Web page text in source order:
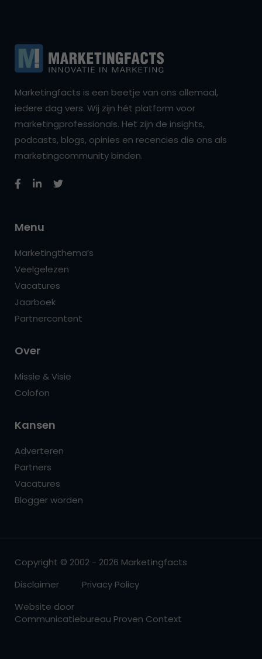
Marketingfacts is een beetje van ons allemaal,
iedere dag vers. Wij zijn hét platform voor
marketingprofessionals. Het zijn de insights,
podcasts, blogs, opinies en recencies die ons als
marketingcommunity binden.
Menu
Marketingthema’s
Veelgelezen
Vacatures
Jaarboek
Partnercontent
Over
Missie & Visie
Colofon
Kansen
Adverteren
Partners
Vacatures
Blogger worden
Copyright © 2002 - 2026 Marketingfacts
Disclaimer
Privacy Policy
Website door
Communicatiebureau Proven Context